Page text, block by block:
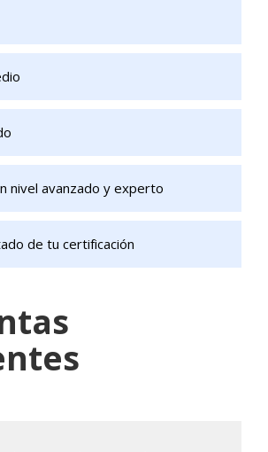
nivel avanzado y experto
de tu certificación